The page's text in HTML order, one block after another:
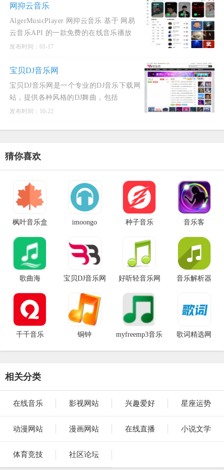
音乐资源，覆盖了各种
网抑云音乐
AlgerMusicPlayer 网抑云音乐 基于 网易
云音乐API 的一款免费的在线音乐播放
器，支持在线播放、歌词显示、音乐下载
地享受音乐。AlgerMusi
发布时间：01-17
宝贝DJ音乐网
宝贝DJ音乐网是一个专业的DJ音乐下载网
站，提供各种风格的DJ舞曲，包括
Electro, ProgHouse, VinaBounce等。该网
发布时间：10-22
猜你喜欢
枫叶音乐盒 imoongo 种子音乐 音乐客
歌曲海 宝贝DJ音乐网 好听轻音乐网 音乐解析器
千千音乐 铜钟
myfreemp3音乐
歌词精选网
相关分类
在线音乐 影视网站 兴趣爱好 星座运势
动漫网站 漫画网站 在线直播 小说文学
体育竞技 社区论坛